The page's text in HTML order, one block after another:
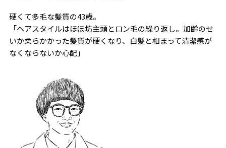
硬くて多毛な髪質の43歳。
「ヘアスタイルはほぼ坊主頭とロン毛の繰り返し。加齢のせ
いか柔らかかった髪質が硬くなり、白髪と相まって清潔感が
なくならないか心配」